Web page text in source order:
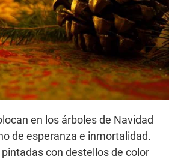
en los árboles de Navidad
de esperanza e inmortalidad.
con destellos de color